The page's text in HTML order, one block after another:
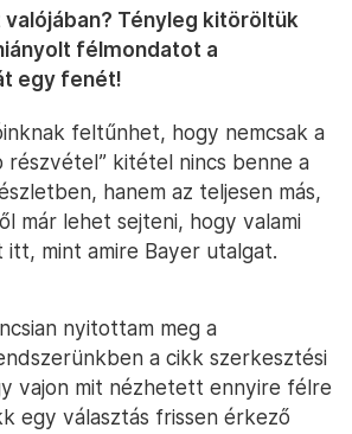
Tényleg kitöröltük
félmondatot a
egy fenét!
feltűnhet, hogy nemcsak a
részvétel” kitétel nincs benne a
hanem az teljesen más,
már lehet sejteni, hogy valami
mint amire Bayer utalgat.
nyitottam meg a
a cikk szerkesztési
vajon mit nézhetett ennyire félre
egy választás frissen érkező